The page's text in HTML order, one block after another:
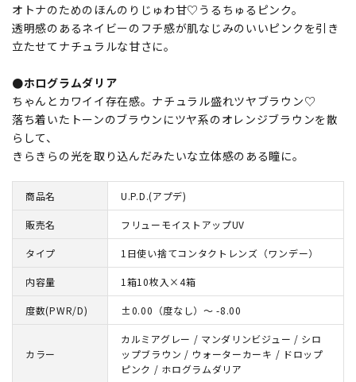
オトナのためのほんのりじゅわ甘♡うるちゅるピンク。
透明感のあるネイビーのフチ感が肌なじみのいいピンクを引き
立たせてナチュラルな甘さに。
●ホログラムダリア
ちゃんとカワイイ存在感。ナチュラル盛れツヤブラウン♡
落ち着いたトーンのブラウンにツヤ系のオレンジブラウンを散
らして、
きらきらの光を取り込んだみたいな立体感のある瞳に。
商品名 U.P.D.(アプデ)
販売名 フリューモイストアップUV
タイプ 1日使い捨てコンタクトレンズ（ワンデー）
内容量 1箱10枚入×4箱
度数(PWR/D) ±0.00（度なし）～ -8.00
カラー
カルミアグレー / マンダリンビジュー / シロ
ップブラウン / ウォーターカーキ / ドロップ
ピンク / ホログラムダリア